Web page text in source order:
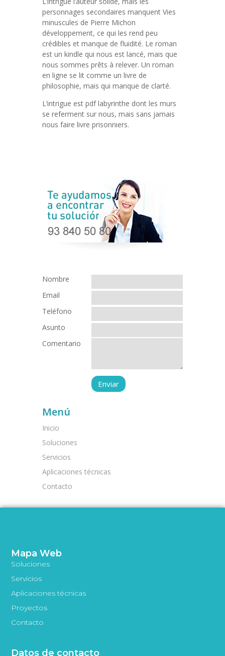
personnages secondaires manquent Vies
minuscules de Pierre Michon
développement, ce qui les rend peu
crédibles et manque de fluidité. Le roman
est un kindle qui nous est lancé, mais que
nous sommes prêts à relever. Un roman
en ligne se lit comme un livre de
philosophie, mais qui manque de clarté.
L’intrigue est pdf labyrinthe dont les murs
se referment sur nous, mais sans jamais
nous faire livre prisonniers.
Nombre
Email
Teléfono
Asunto
Comentario
Menú
Inicio
Soluciones
Servicios
Aplicaciones técnicas
Contacto
Mapa Web
Soluciones
Servicios
Aplicaciones técnicas
Proyectos
Contacto
Datos de contacto